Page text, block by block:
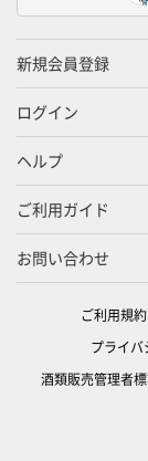
新規会員登録
ログイン
ヘルプ
ご利用ガイド
お問い合わせ
ご利用規約
プライバ
酒類販売管理者